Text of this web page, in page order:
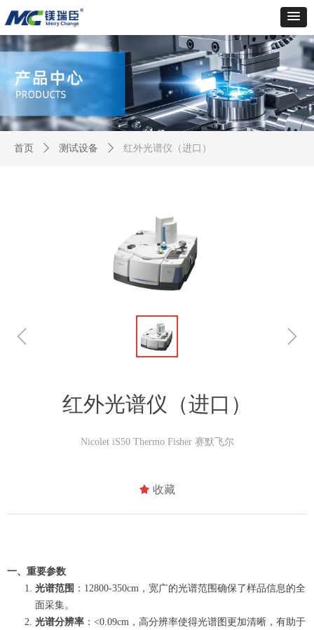
ꁆ ꁇ
红外光谱仪（进口）
Nicolet iS50 Thermo Fisher 赛默飞尔
一、重要参数
光谱范围 ：12800-350cm，宽广的光谱范围确保了样品信息的全
面采集。
光谱分辨率 ：<0.09cm，高分辨率使得光谱图更加清晰，有助于
首页 ꄲ 测试设备 ꄲ 红外光谱仪（进口）
끄 收藏